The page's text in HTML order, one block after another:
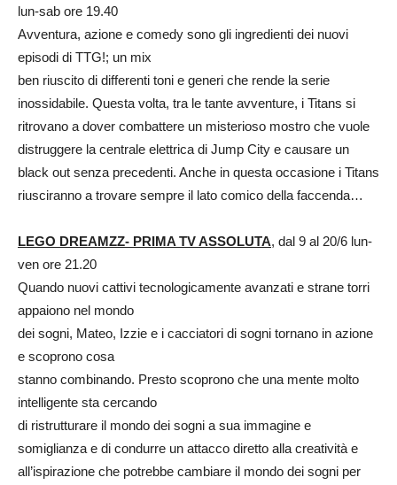
lun-sab ore 19.40
Avventura, azione e comedy sono gli ingredienti dei nuovi
episodi di TTG!; un mix
ben riuscito di differenti toni e generi che rende la serie
inossidabile. Questa volta, tra le tante avventure, i Titans si
ritrovano a dover combattere un misterioso mostro che vuole
distruggere la centrale elettrica di Jump City e causare un
black out senza precedenti. Anche in questa occasione i Titans
riusciranno a trovare sempre il lato comico della faccenda…
LEGO DREAMZZ- PRIMA TV ASSOLUTA, dal 9 al 20/6 lun-
ven ore 21.20
Quando nuovi cattivi tecnologicamente avanzati e strane torri
appaiono nel mondo
dei sogni, Mateo, Izzie e i cacciatori di sogni tornano in azione
e scoprono cosa
stanno combinando. Presto scoprono che una mente molto
intelligente sta cercando
di ristrutturare il mondo dei sogni a sua immagine e
somiglianza e di condurre un attacco diretto alla creatività e
all’ispirazione che potrebbe cambiare il mondo dei sogni per